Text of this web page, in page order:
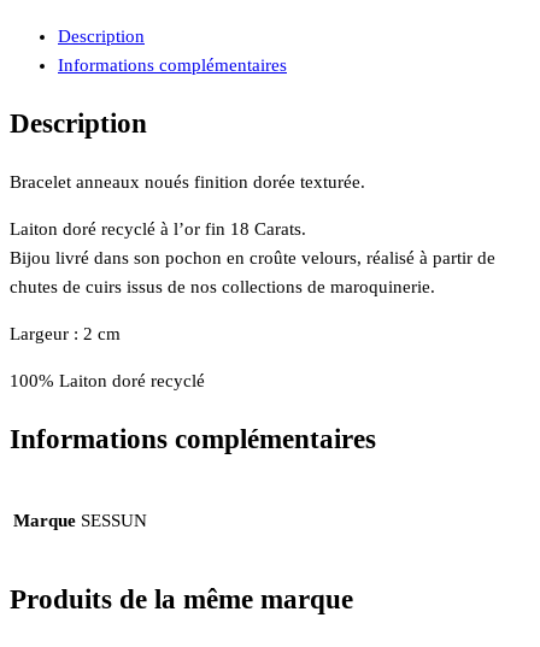
Description
Informations complémentaires
Description
Bracelet anneaux noués finition dorée texturée.
Laiton doré recyclé à l’or fin 18 Carats.
Bijou livré dans son pochon en croûte velours, réalisé à partir de
chutes de cuirs issus de nos collections de maroquinerie.
Largeur : 2 cm
100% Laiton doré recyclé
Informations complémentaires
Marque SESSUN
Produits de la même marque